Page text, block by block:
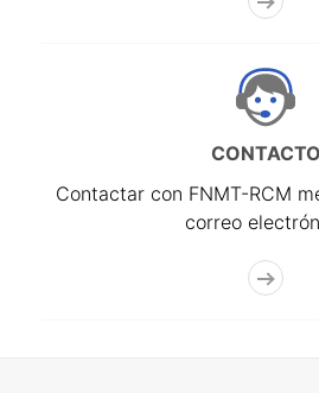
CONTACTO
Contactar con FNMT-RCM
correo